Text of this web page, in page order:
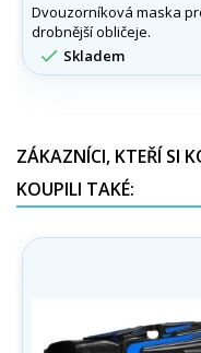
Dvouzorníková maska
drobnější obličeje.
 Skladem
ZÁKAZNÍCI, KTEŘÍ SI
KOUPILI TAKÉ: